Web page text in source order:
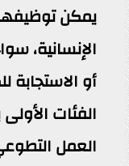
يمكن
الإنسانية،
أو الاستجابة
الفئات
العمل